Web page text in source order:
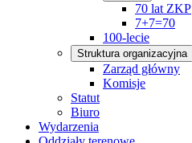
70 lat ZKP
7+7=70
100-lecie
Struktura organizacyjna
Zarząd główny
Komisje
Statut
Biuro
Wydarzenia